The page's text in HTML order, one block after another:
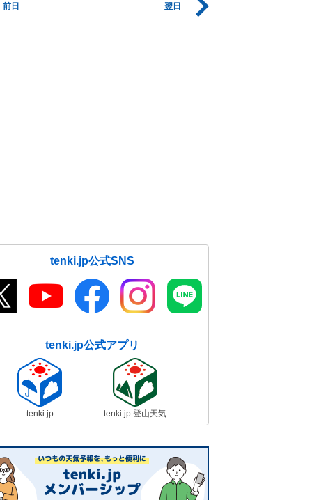
前日 翌日
tenki.jp公式SNS
tenki.jp公式アプリ
tenki.jp tenki.jp 登山天気